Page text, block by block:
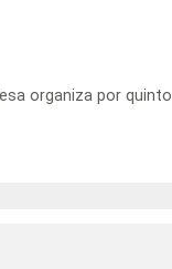
organiza por quinto